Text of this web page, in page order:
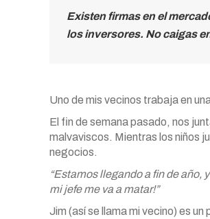
Existen firmas en el
los inversores. No caigas
Uno de mis vecinos trabaja en
El fin de semana pasado, nos
malvaviscos. Mientras los niños
negocios.
“Estamos llegando a fin de año,
mi jefe me va a matar!”
Jim (así se llama mi vecino) es